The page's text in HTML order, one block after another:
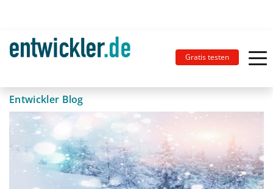
Gratis testen
Entwickler Blog